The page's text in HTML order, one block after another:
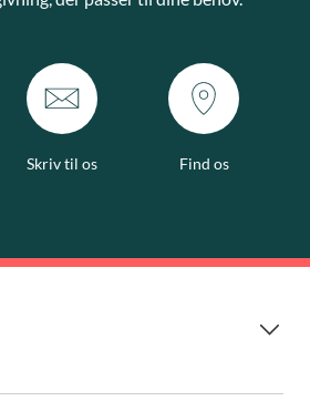
Skriv til os Find os